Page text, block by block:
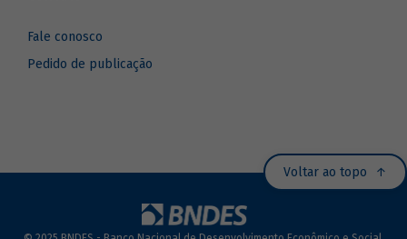
Fale conosco
Pedido de publicação
Voltar ao topo